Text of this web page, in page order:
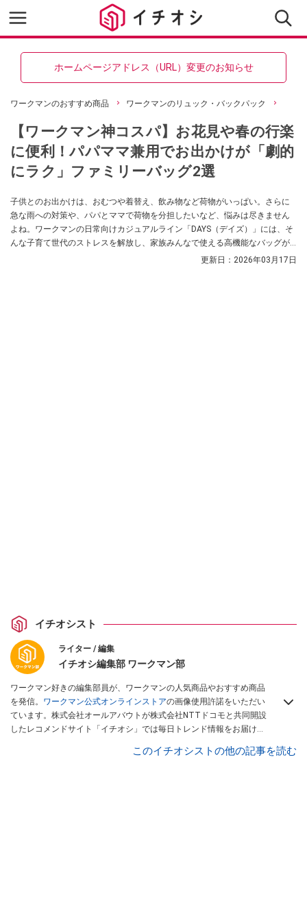
ホームページアドレス（URL）変更のお知らせ
ワークマンのおすすめ商品 ワークマンのリュック・バックパック
【ワークマン神コスパ】お花見や春の行楽
に便利！パパママ兼用でお出かけが「劇的
にラク」ファミリーバッグ2選
子供とのお出かけは、おむつや着替え、飲み物など荷物がいっぱい。さらに
急な雨への対策や、パパとママで荷物を分担したいなど、悩みは尽きません
よね。ワークマンの日常向けカジュアルライン「DAYS（デイズ）」には、そ
んな子育て世代のストレスを解放し、家族みんなで使える高機能なバッグが
揃っています。今回は、貴重品を持ち歩けるサコッシュ付きリュックや、圧
更新日： 2026年03月17日
イチオシスト
ライター / 編集
イチオシ編集部 ワークマン部
ワークマン好きの編集部員が、ワークマンの人気商品やおすすめ商品
を発信。 ワークマン公式オンラインストアの画像使用許諾をいただい
ています。株式会社オールアバウトが株式会社NTTドコモと共同開設
したレコメンドサイト「イチオシ」では毎日トレンド情報をお届け。
このイチオシストの他の記事を読む